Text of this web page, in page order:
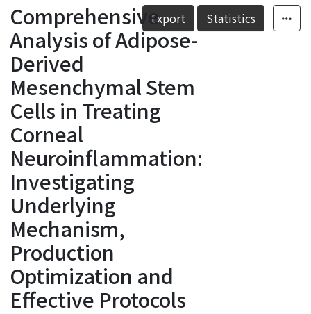
Fundings & Projects
Researchers
Organizations
Statistics
Export Statistics
Comprehensive
Analysis of Adipose-
Derived
Mesenchymal Stem
Cells in Treating
Corneal
Neuroinflammation:
Investigating
Underlying
Mechanism,
Production
Optimization and
Effective Protocols